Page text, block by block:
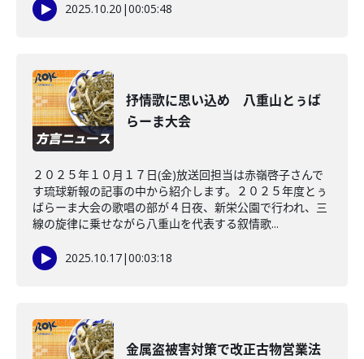
2025.10.20 |00:05:48
抒情歌に思い込め 八重山とぅば
らーま大会
２０２５年１０月１７日(金)放送回担当は赤嶺啓子さんで
す琉球新報の記事の中から紹介します。２０２５年度とぅ
ばらーま大会の歌唱の部が４日夜、新栄公園で行われ、三
線の旋律に乗せながら八重山を代表する叙情歌...
2025.10.17|00:03:18
金属盗被害対策で改正古物営業法